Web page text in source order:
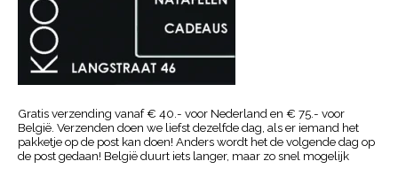
Gratis verzending vanaf € 40.- voor Nederland en € 75.- voor
België. Verzenden doen we liefst dezelfde dag, als er iemand het
pakketje op de post kan doen! Anders wordt het de volgende dag op
de post gedaan! België duurt iets langer, maar zo snel mogelijk